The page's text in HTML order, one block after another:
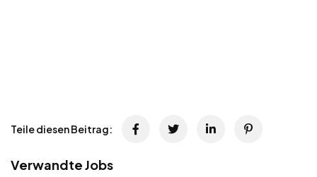
Teile diesen Beitrag:
Verwandte Jobs